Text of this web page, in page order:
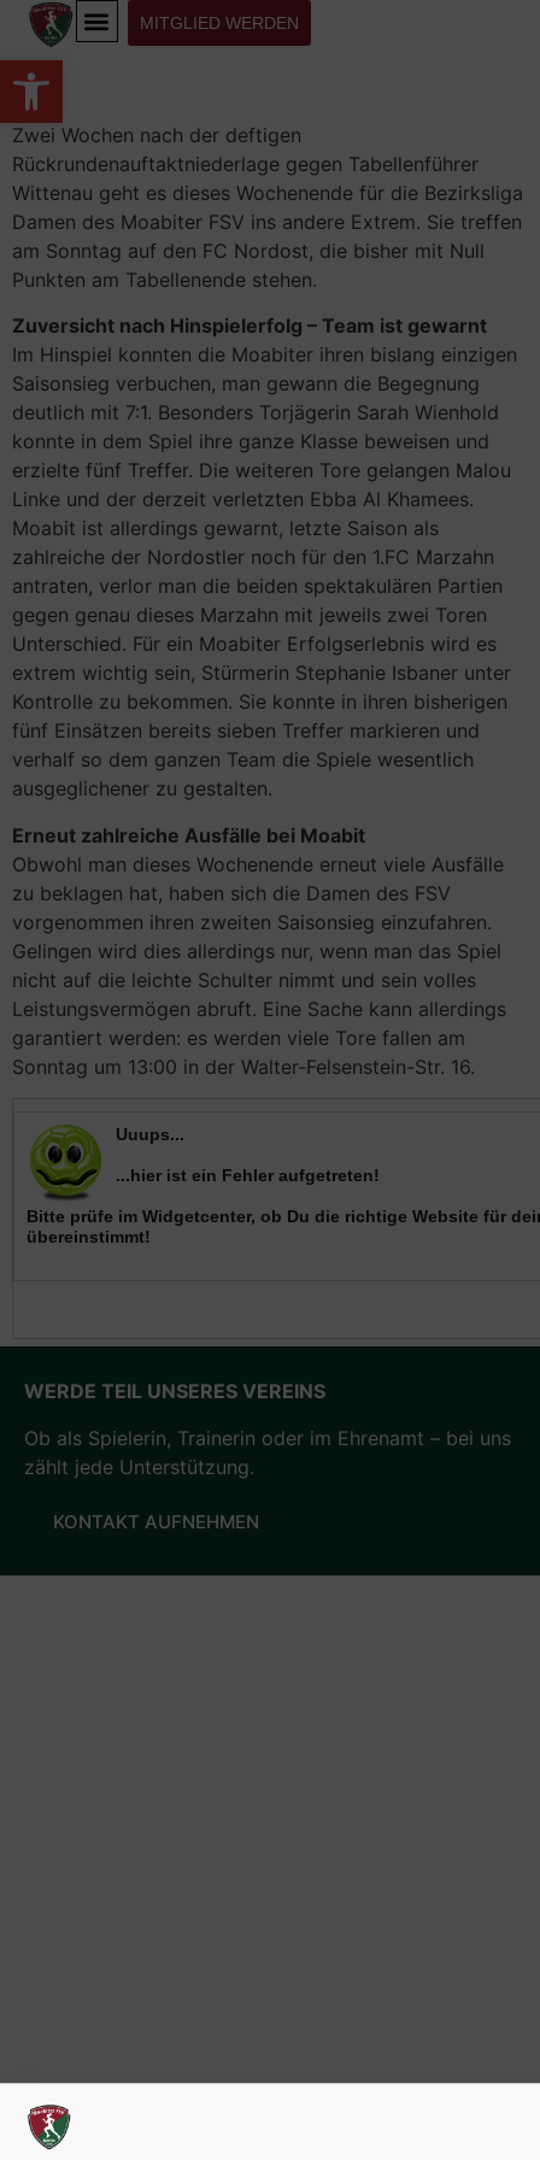
Werkzeugleiste öffnen
MITGLIED WERDEN
Zwei Wochen nach der deftigen
Rückrundenauftaktniederlage gegen Tabellenführer
Wittenau geht es dieses Wochenende für die Bezirksliga
Damen des Moabiter FSV ins andere Extrem. Sie treffen
am Sonntag auf den FC Nordost, die bisher mit Null
Punkten am Tabellenende stehen.
Zuversicht nach Hinspielerfolg – Team ist gewarnt
Im Hinspiel konnten die Moabiter ihren bislang einzigen
Saisonsieg verbuchen, man gewann die Begegnung
deutlich mit 7:1. Besonders Torjägerin Sarah Wienhold
konnte in dem Spiel ihre ganze Klasse beweisen und
erzielte fünf Treffer. Die weiteren Tore gelangen Malou
Linke und der derzeit verletzten Ebba Al Khamees.
Moabit ist allerdings gewarnt, letzte Saison als
zahlreiche der Nordostler noch für den 1.FC Marzahn
antraten, verlor man die beiden spektakulären Partien
gegen genau dieses Marzahn mit jeweils zwei Toren
Unterschied. Für ein Moabiter Erfolgserlebnis wird es
extrem wichtig sein, Stürmerin Stephanie Isbaner unter
Kontrolle zu bekommen. Sie konnte in ihren bisherigen
fünf Einsätzen bereits sieben Treffer markieren und
verhalf so dem ganzen Team die Spiele wesentlich
ausgeglichener zu gestalten.
Erneut zahlreiche Ausfälle bei Moabit
Obwohl man dieses Wochenende erneut viele Ausfälle
zu beklagen hat, haben sich die Damen des FSV
vorgenommen ihren zweiten Saisonsieg einzufahren.
Gelingen wird dies allerdings nur, wenn man das Spiel
nicht auf die leichte Schulter nimmt und sein volles
Leistungsvermögen abruft. Eine Sache kann allerdings
garantiert werden: es werden viele Tore fallen am
Sonntag um 13:00 in der Walter-Felsenstein-Str. 16.
WERDE TEIL UNSERES VEREINS
Ob als Spielerin, Trainerin oder im Ehrenamt – bei uns
zählt jede Unterstützung.
KONTAKT AUFNEHMEN